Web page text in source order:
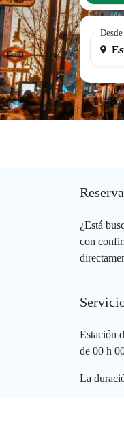
Desde
¿Está
con
Estación
de 00 h
La